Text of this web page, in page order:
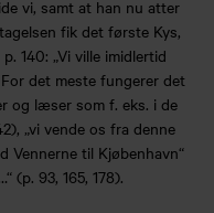
vi, samt at han nu atter
fik det første Kys,
140: „Vi ville imidlertid
det meste fungerer det
og læser som f. eks. i de
„vi vende os fra denne
Vennerne til Kjøbenhavn“
(p. 93, 165, 178).